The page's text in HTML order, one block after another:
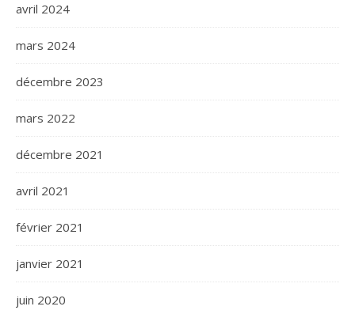
avril 2024
mars 2024
décembre 2023
mars 2022
décembre 2021
avril 2021
février 2021
janvier 2021
juin 2020